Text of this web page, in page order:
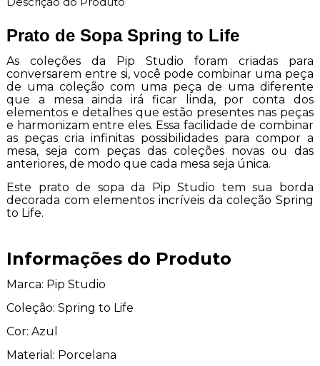
Prato de Sopa Spring to Life
As coleções da Pip Studio foram criadas para
conversarem entre si, você pode combinar uma peça
de uma coleção com uma peça de uma diferente
que a mesa ainda irá ficar linda, por conta dos
elementos e detalhes que estão presentes nas peças
e harmonizam entre eles. Essa facilidade de combinar
as peças cria infinitas possibilidades para compor a
mesa, seja com peças das coleções novas ou das
anteriores, de modo que cada mesa seja única.
Este prato de sopa da Pip Studio tem sua borda
decorada com elementos incríveis da coleção Spring
to Life.
Informações do Produto
Marca: Pip Studio
Coleção: Spring to Life
Cor: Azul
Material: Porcelana